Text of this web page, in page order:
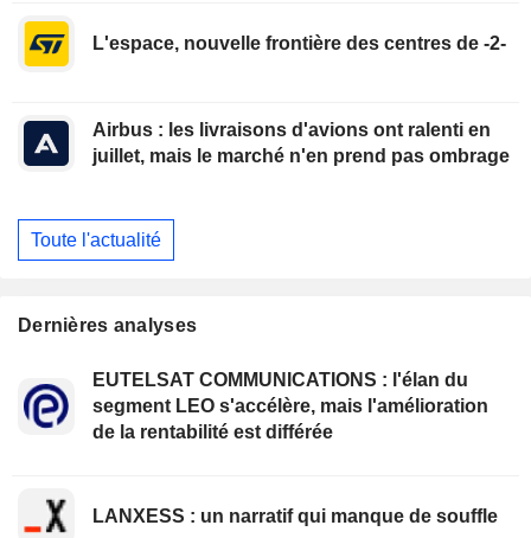
L'espace, nouvelle frontière des centres de -2-
Airbus : les livraisons d'avions ont ralenti en
juillet, mais le marché n'en prend pas ombrage
Toute l'actualité
Dernières analyses
EUTELSAT COMMUNICATIONS : l'élan du
segment LEO s'accélère, mais l'amélioration
de la rentabilité est différée
LANXESS : un narratif qui manque de souffle